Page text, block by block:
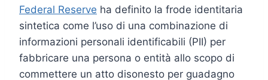
Federal Reserve ha definito la frode identitaria
sintetica come l’uso di una combinazione di
informazioni personali identificabili (PII) per
fabbricare una persona o entità allo scopo di
commettere un atto disonesto per guadagno